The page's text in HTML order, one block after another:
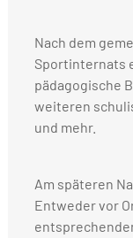
Nach dem
Sportinternats
pädagogische
weiteren
und mehr.
Am späteren
Entweder vor